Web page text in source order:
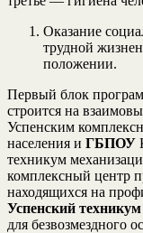
Оказание
трудной
положении.
Первый блок
строится на
Успенским
населения и ГБПОУ
техникум
комплексный центр
находящихся на
Успенский техникум
для безвозмездного